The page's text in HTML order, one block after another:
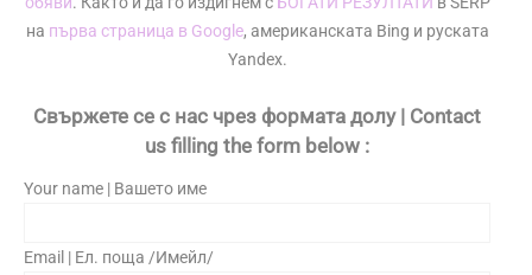
на първа страница в Google, американската Bing и руската
Yandex.
Свържете се с нас чрез формата долу | Contact
us filling the form below :
Your name | Вашето име
Email | Ел. поща /Имейл/